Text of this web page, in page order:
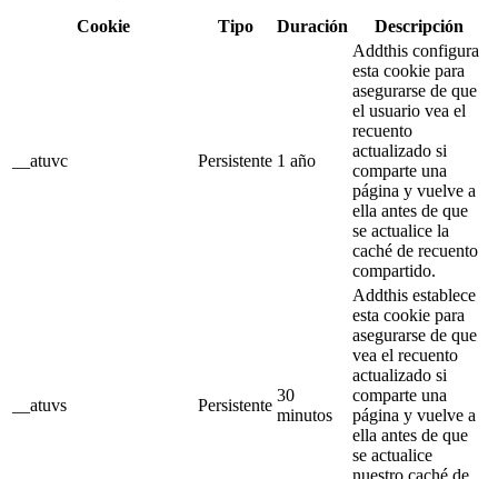
Cookie Tipo Duración Descripción
__atuvc Persistente 1 año
Addthis configura
esta cookie para
asegurarse de que
el usuario vea el
recuento
actualizado si
comparte una
página y vuelve a
ella antes de que
se actualice la
caché de recuento
compartido.
__atuvs Persistente
30
minutos
Addthis establece
esta cookie para
asegurarse de que
vea el recuento
actualizado si
comparte una
página y vuelve a
ella antes de que
se actualice
nuestro caché de